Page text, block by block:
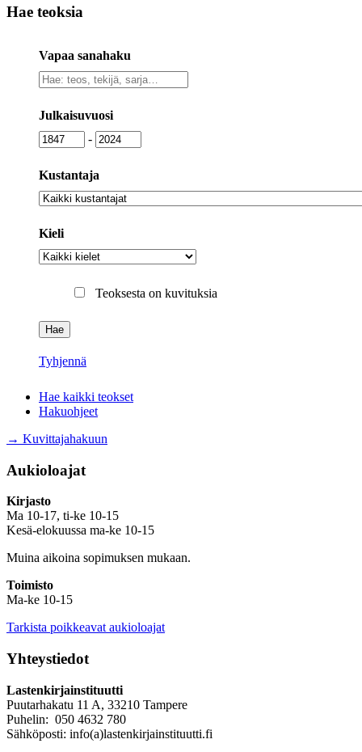
Hae teoksia
Vapaa sanahaku
Vapaa
sanahaku
Julkaisuvuosi
Julkaisuvuosi
- Julkaisuvuosi
Kustantaja
Kustantaja
Kieli
Kieli
Teoksesta on kuvituksia
Tyhjennä
Hae kaikki teokset
Hakuohjeet
→ Kuvittajahakuun
Aukioloajat
Kirjasto
Ma 10-17, ti-ke 10-15
Kesä-elokuussa ma-ke 10-15
Muina aikoina sopimuksen mukaan.
Toimisto
Ma-ke 10-15
Tarkista poikkeavat aukioloajat
Yhteystiedot
Lastenkirjainstituutti
Puutarhakatu 11 A, 33210 Tampere
Puhelin: 050 4632 780
Sähköposti: info(a)lastenkirjainstituutti.fi